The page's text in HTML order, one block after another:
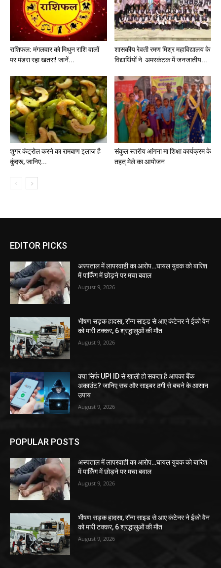
राशिफल: मंगलवार को मिथुन राशि वालों
पर मंडरा रहा खतरा! जानें...
शासकीय रेवती रमण मिश्र महाविद्यालय के
विद्यार्थियों ने अमरकंटक में जनजातीय...
शुगर कंट्रोल करने का रामबाण इलाज है
कुंदरू, जानिए...
संकुल स्तरीय आंगना मा शिक्षा कार्यक्रम के
तहत् मेले का आयोजन
EDITOR PICKS
अस्पताल में लापरवाही का आरोप…घायल युवक को बारिश
में पार्किंग में छोड़ने पर मचा बवाल
August 9, 2026
भीषण सड़क हादसा, रॉन्ग साइड से आए कंटेनर ने ईको वैन
को मारी टक्कर, 6 श्रद्धालुओं की मौत
August 9, 2026
क्या सिर्फ UPI ID से खाली हो सकता है आपका बैंक
अकाउंट? जानिए सच और साइबर ठगी से बचने के आसान
उपाय
August 9, 2026
POPULAR POSTS
अस्पताल में लापरवाही का आरोप…घायल युवक को बारिश
में पार्किंग में छोड़ने पर मचा बवाल
August 9, 2026
भीषण सड़क हादसा, रॉन्ग साइड से आए कंटेनर ने ईको वैन
को मारी टक्कर, 6 श्रद्धालुओं की मौत
August 9, 2026